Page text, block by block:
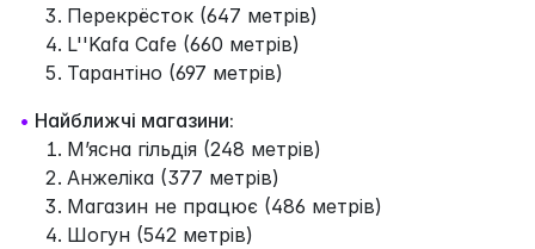
Перекрёсток (647 метрів)
L''Kafa Cafe (660 метрів)
Тарантіно (697 метрів)
• Найближчі магазини:
М’ясна гільдія (248 метрів)
Анжеліка (377 метрів)
Магазин не працює (486 метрів)
Шогун (542 метрів)